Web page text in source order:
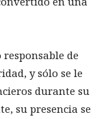
de
y sólo se le
durante su
su presencia se